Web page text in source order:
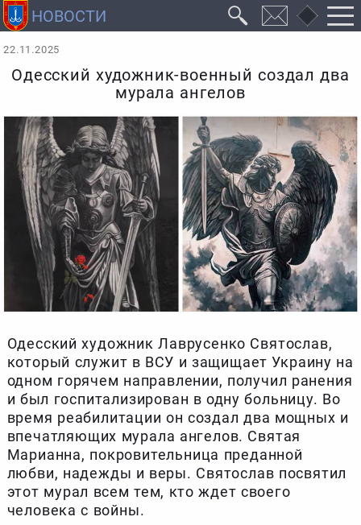
22.11.2025
Одесский художник-военный создал два
мурала ангелов
Одесский художник Лаврусенко Святослав,
который служит в ВСУ и защищает Украину на
одном горячем направлении, получил ранения
и был госпитализирован в одну больницу. Во
время реабилитации он создал два мощных и
впечатляющих мурала ангелов. Святая
Марианна, покровительница преданной
любви, надежды и веры. Святослав посвятил
этот мурал всем тем, кто ждет своего
человека с войны.